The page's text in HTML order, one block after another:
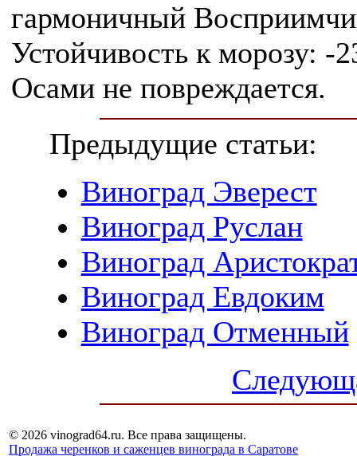
гармоничный
Устойчивость к морозу: -
Осами не повреждается.
Предыдущие статьи:
Виноград Эверест
Виноград Руслан
Виноград
Виноград Евдоким
Виноград Отменный
© 2026 vinograd64.ru. Все права защищены.
Продажа черенков и саженцев винограда в Саратове